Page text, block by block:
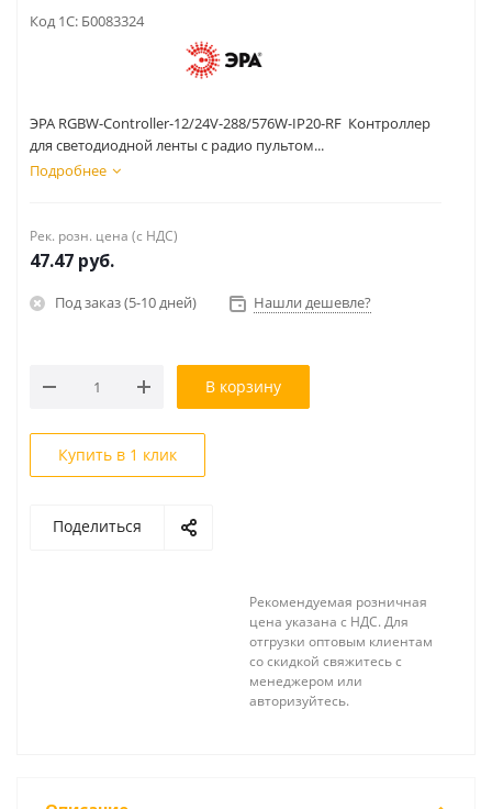
Код 1С: Б0083324
ЭРА RGBW-Controller-12/24V-288/576W-IP20-RF Контроллер
для светодиодной ленты с радио пультом...
Подробнее
Рек. розн. цена (с НДС)
47.47 руб.
Под заказ (5-10 дней) Нашли дешевле?
В корзину
Купить в 1 клик
Поделиться
Рекомендуемая розничная
цена указана с НДС. Для
отгрузки оптовым клиентам
со скидкой свяжитесь с
менеджером или
авторизуйтесь.